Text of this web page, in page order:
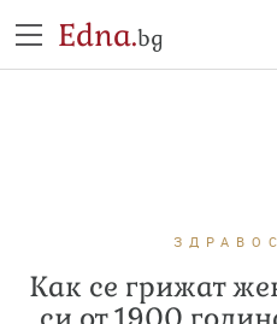
Edna.bg
Как се грижат